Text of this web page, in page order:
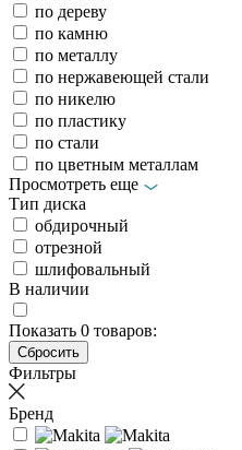
по дереву
по камню
по металлу
по нержавеющей стали
по никелю
по пластику
по стали
по цветным металлам
Просмотреть еще
Тип диска
обдирочный
отрезной
шлифовальный
В наличии
Показать 0 товаров:
Фильтры
Бренд